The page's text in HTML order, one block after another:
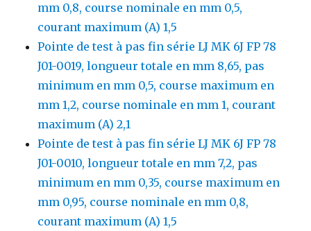
mm 0,8, course nominale en mm 0,5,
courant maximum (A) 1,5
Pointe de test à pas fin série LJ MK 6J FP 78
J01-0019, longueur totale en mm 8,65, pas
minimum en mm 0,5, course maximum en
mm 1,2, course nominale en mm 1, courant
maximum (A) 2,1
Pointe de test à pas fin série LJ MK 6J FP 78
J01-0010, longueur totale en mm 7,2, pas
minimum en mm 0,35, course maximum en
mm 0,95, course nominale en mm 0,8,
courant maximum (A) 1,5